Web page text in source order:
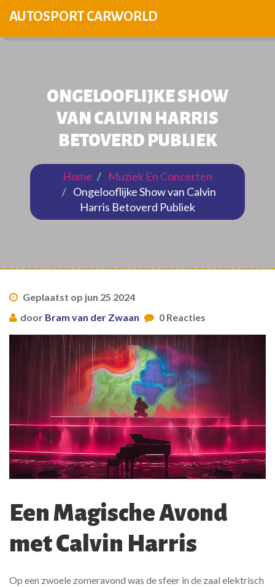
AUTOSPORT CARWORLD
ONGELOOFLIJKE SHOW
VAN CALVIN HARRIS
BETOVERD PUBLIEK
Home
Muziek En Concerten
Ongelooflijke Show van Calvin
Harris Betoverd Publiek
Geplaatst op jun 25 2024
door Bram van der Zwaan 0 Reacties
Een Magische Avond
met Calvin Harris
Op een zwoele zomeravond was de sfeer in de zaal elektrisch